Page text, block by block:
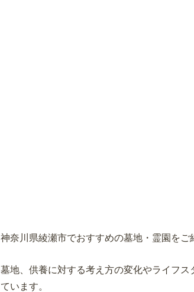
神奈川県綾瀬市でおすすめの墓地・霊園をご
墓地、供養に対する考え方の変化やライフス
ています。